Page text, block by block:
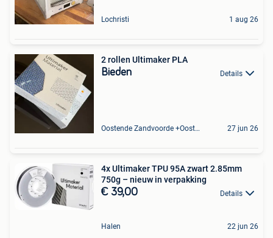
Lochristi 1 aug 26
2 rollen Ultimaker PLA
Bieden Details
Oostende Zandvoorde +Oostende 27 jun 26
4x Ultimaker TPU 95A zwart 2.85mm
750g – nieuw in verpakking
€ 39,00 Details
Halen 22 jun 26